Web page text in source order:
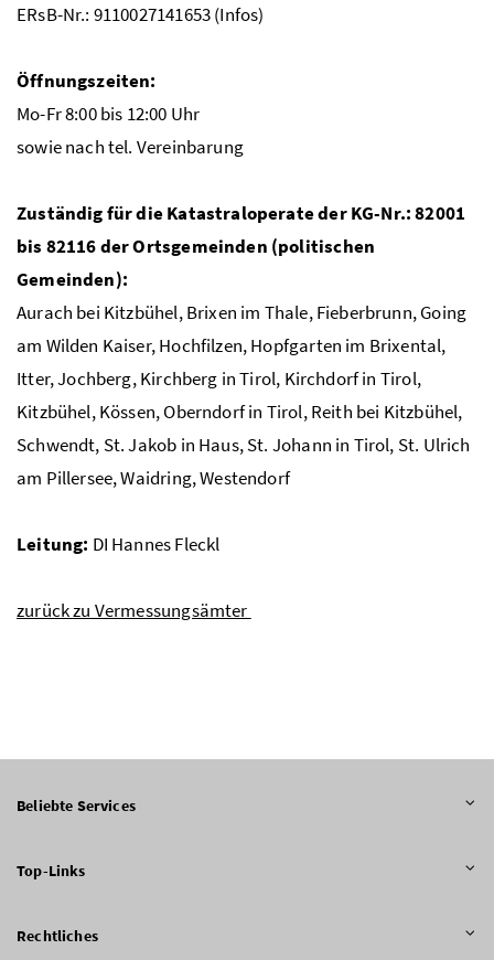
ERsB-Nr.: 9110027141653 (Infos)
Öffnungszeiten:
Mo-Fr 8:00 bis 12:00 Uhr
sowie nach tel. Vereinbarung
Zuständig für die Katastraloperate der KG-Nr.: 82001
bis 82116 der Ortsgemeinden (politischen
Gemeinden):
Aurach bei Kitzbühel, Brixen im Thale, Fieberbrunn, Going
am Wilden Kaiser, Hochfilzen, Hopfgarten im Brixental,
Itter, Jochberg, Kirchberg in Tirol, Kirchdorf in Tirol,
Kitzbühel, Kössen, Oberndorf in Tirol, Reith bei Kitzbühel,
Schwendt, St. Jakob in Haus, St. Johann in Tirol, St. Ulrich
am Pillersee, Waidring, Westendorf
Leitung: DI Hannes Fleckl
zurück zu Vermessungsämter
Beliebte Services
Top-Links
Rechtliches